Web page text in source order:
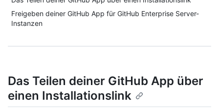
Freigeben deiner GitHub App für GitHub Enterprise Server-
Instanzen
Das Teilen deiner GitHub App über
einen Installationslink